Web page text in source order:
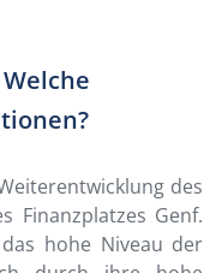
des
Finanzplatzes Genf.
hohe Niveau der